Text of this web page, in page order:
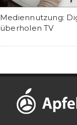
Mediennutzung:
überholen TV